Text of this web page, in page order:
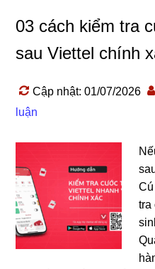
03 cách kiểm tra
sau Viettel chính
Cập nhật: 01/07/2026
luận
tra